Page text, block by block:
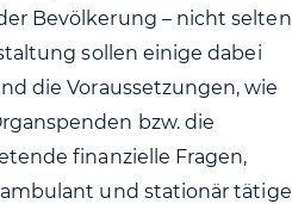
Bevölkerung – nicht selten
sollen einige dabei
die Voraussetzungen, wie
bzw. die
finanzielle Fragen,
und stationär tätige